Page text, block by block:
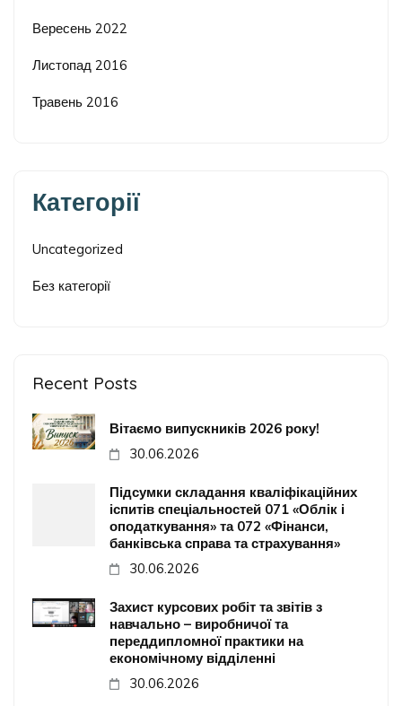
Вересень 2022
Листопад 2016
Травень 2016
Категорії
Uncategorized
Без категорії
Recent Posts
Вітаємо випускників 2026 року!
30.06.2026
Підсумки складання кваліфікаційних
іспитів спеціальностей 071 «Облік і
оподаткування» та 072 «Фінанси,
банківська справа та страхування»
30.06.2026
Захист курсових робіт та звітів з
навчально – виробничої та
переддипломної практики на
економічному відділенні
30.06.2026